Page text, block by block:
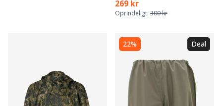
269 kr
Oprindeligt: 300 kr
22% Deal